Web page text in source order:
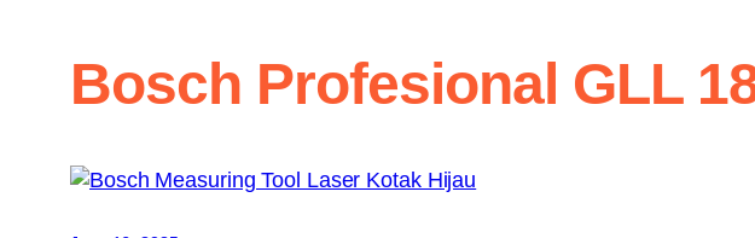
Bosch Profesional GLL